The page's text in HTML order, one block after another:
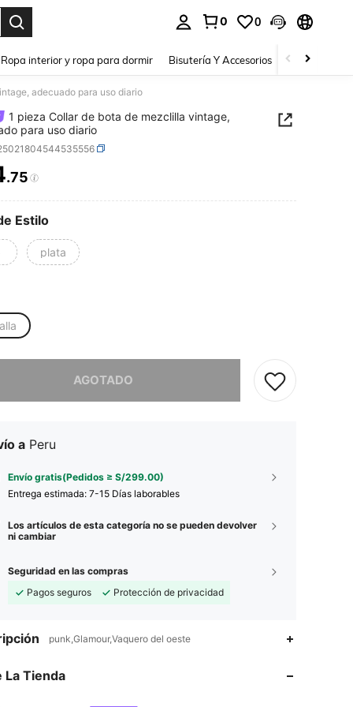
0 0
Ropa interior y ropa para dormir Bisutería Y Accesorios Zapatos
adecuado para uso diario
1 pieza Collar de bota de mezclilla vintage,
para uso diario
AND AVAILABILITY
.75
Estilo
plata
AGOTADO
a Peru
Envío gratis(Pedidos ≥ S/299.00)
Entrega estimada: 7-15 Días laborables
Los artículos de esta categoría no se pueden devolver
ni cambiar
Seguridad en las compras
Pagos seguros
Protección de privacidad
punk,Glamour,Vaquero del oeste
La Tienda
4.89